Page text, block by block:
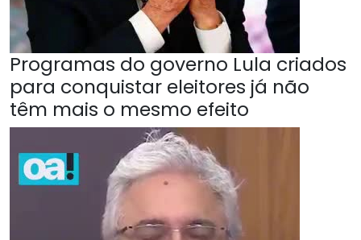
Programas do governo Lula criados
para conquistar eleitores já não
têm mais o mesmo efeito